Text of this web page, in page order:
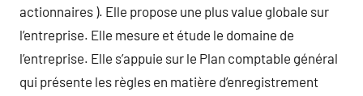
actionnaires ). Elle propose une plus value globale sur
l’entreprise. Elle mesure et étude le domaine de
l’entreprise. Elle s’appuie sur le Plan comptable général
qui présente les règles en matière d’enregistrement